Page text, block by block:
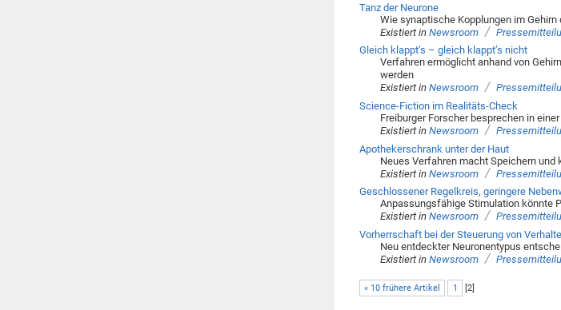
Tanz der Neurone
Wie synaptische Kopplungen im
Existiert in Newsroom /
Gleich klappt’s – gleich klappt’s nicht
Verfahren ermöglicht anhand von
werden
Existiert in Newsroom /
Science-Fiction im Realitäts-Check
Freiburger Forscher besprechen in
Existiert in Newsroom /
Apothekerschrank unter der Haut
Neues Verfahren macht Speichern
Existiert in Newsroom /
Geschlossener Regelkreis, geringere
Anpassungsfähige Stimulation könnte
Existiert in Newsroom /
Vorherrschaft bei der Steuerung von
Neu entdeckter Neuronentypus
Existiert in Newsroom /
« 10 frühere Artikel 1 [2